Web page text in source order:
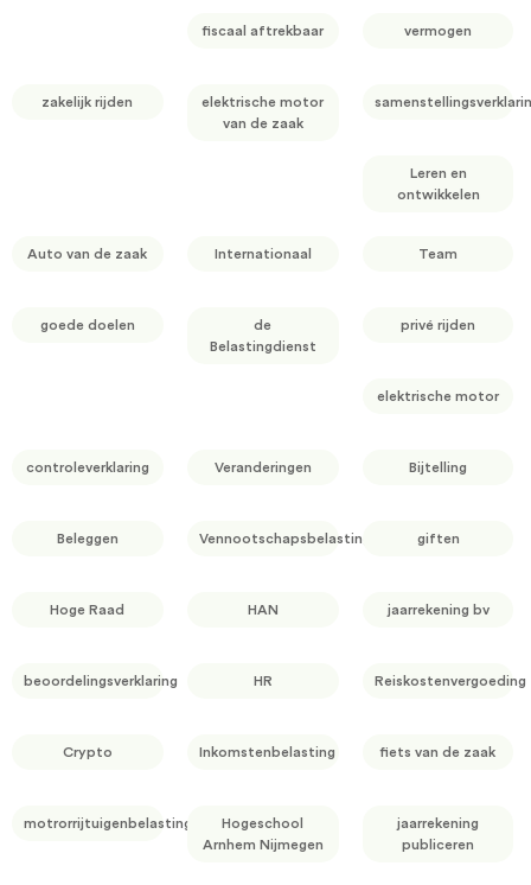
fiscaal aftrekbaar vermogen
zakelijk rijden
elektrische motor
van de zaak
Leren en
ontwikkelen
Auto van de zaak Internationaal Team
goede doelen
de
Belastingdienst
privé rijden
elektrische motor
controleverklaring Veranderingen Bijtelling
Beleggen Vennootschapsbelasting giften
Hoge Raad HAN jaarrekening bv
beoordelingsverklaring HR Reiskostenvergoeding
Crypto Inkomstenbelasting fiets van de zaak
motrorrijtuigenbelasting
Hogeschool
Arnhem Nijmegen
jaarrekening
publiceren